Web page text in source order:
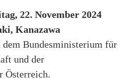
22. November 2024
Kanazawa
Bundesministerium für
und der
Österreich.